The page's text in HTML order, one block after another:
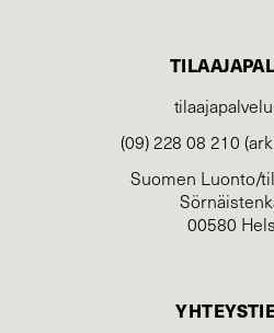
(09) 228 08 210
Suomen Luonto/
00580